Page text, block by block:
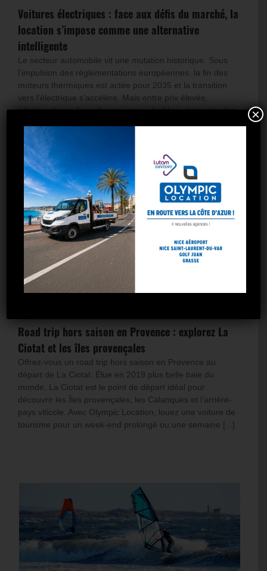
Voitures électriques : face aux défis du marché, la
location s’impose comme une alternative
intelligente
Le secteur automobile vit une mutation historique. Sous
l’impulsion des réglementations européennes, la fin des
moteurs thermiques est actée pour 2035 et la transition
vers l’électrique s’accélère. Mais entre prix élevés,
infrastructures de recharge encore limitées et incertitudes
Road trip hors saison en Provence : explorez La
Ciotat et les îles provençales
Offrez-vous un road trip hors saison en Provence au
départ de La Ciotat. Élue en 2019 plus belle baie du
monde, La Ciotat est le point de départ idéal pour
découvrir les Îles provençales, les Calanques et l’arrière-
pays viticole. Avec Olympic Location, louez une voiture de
tourisme pour un week-end prolongé ou une semaine [...]
×